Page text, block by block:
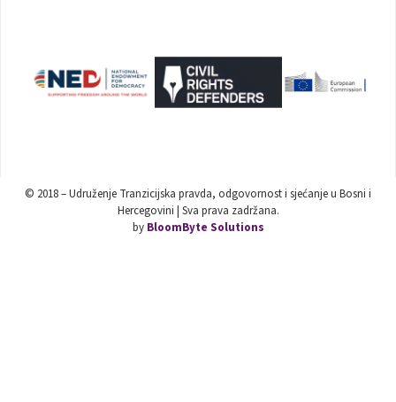
© 2018 – Udruženje Tranzicijska pravda, odgovornost i sjećanje u Bosni i
Hercegovini | Sva prava zadržana.
by BloomByte Solutions